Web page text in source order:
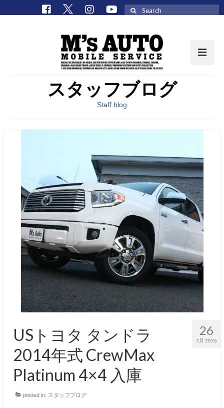
取扱車種一覧
在庫車一覧
M’sCollection
エムズオートとは
サービス・保証
買取のご案内
店舗情報
店舗情報
トップメッセージ
スタッフ紹介
ブログ
イベント
スタッフブログ
Staff blog
26
7月 2026
USトヨタ タンドラ
2014年式 CrewMax
Platinum 4×4 入庫
posted in: スタッフブログ